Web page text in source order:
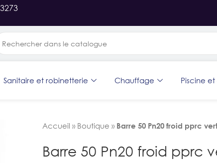
Sanitaire et robinetterie Chauffage Piscine et
Accueil » Boutique » Barre 50 Pn20 froid pprc
Barre 50 Pn20 froid pprc